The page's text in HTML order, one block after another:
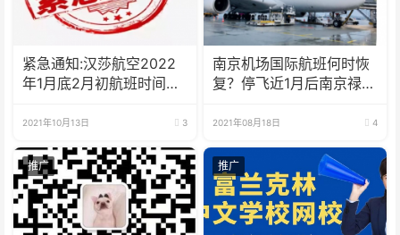
紧急通知:汉莎航空2022
年1月底2月初航班时间调
2021年10月13日 3
南京机场国际航班何时恢
复？停飞近1月后南京禄口
2021年08月18日 4
推广 推广